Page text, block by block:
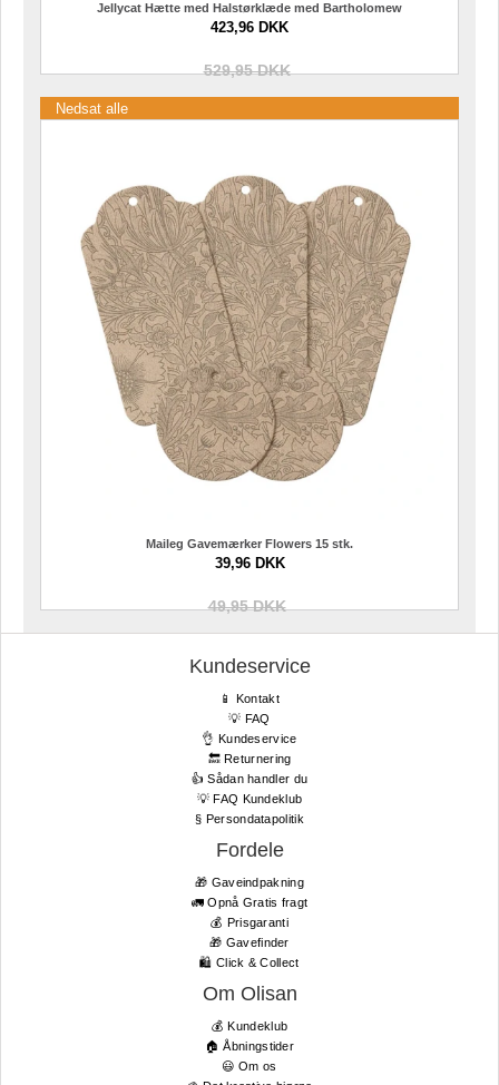
Jellycat Hætte med Halstørklæde med Bartholomew
423,96 DKK
529,95 DKK
Nedsat alle
Maileg Gavemærker Flowers 15 stk.
39,96 DKK
49,95 DKK
Kundeservice
📱 Kontakt
💡 FAQ
👌 Kundeservice
🔙 Returnering
👍 Sådan handler du
💡 FAQ Kundeklub
§ Persondatapolitik
Fordele
🎁 Gaveindpakning
🚛 Opnå Gratis fragt
💰 Prisgaranti
🎁 Gavefinder
🛍 Click & Collect
Om Olisan
💰 Kundeklub
🏠 Åbningstider
😃 Om os